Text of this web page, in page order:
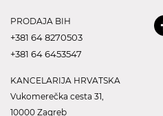
PRODAJA BIH
+381 64 8270503
+381 64 6453547
KANCELARIJA HRVATSKA
Vukomerečka cesta 31,
10000 Zagreb